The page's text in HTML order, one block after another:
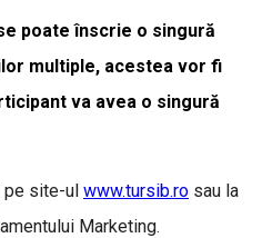
poate înscrie o singură
multiple, acestea vor fi
va avea o singură
pe site-ul www.tursib.ro sau la
Marketing.